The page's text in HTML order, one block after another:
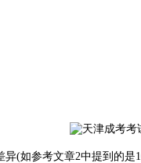
参考文章2中提到的是